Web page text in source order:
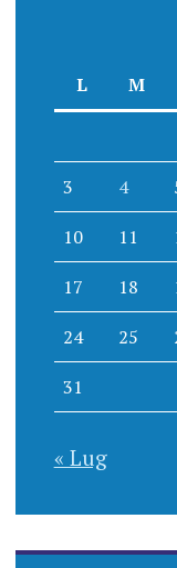
L
M
3 4
10 11
17 18
24 25
31
« Lug